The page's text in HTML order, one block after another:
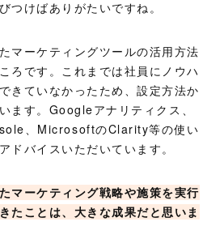
つけばありがたいですね。
マーケティングツールの活用方法
ろです。これまでは社員にノウハ
きていなかったため、設定方法か
ます。Googleアナリティクス、
、MicrosoftのClarity等の使い
ドバイスいただいています。
マーケティング戦略や施策を実行
たことは、大きな成果だと思いま